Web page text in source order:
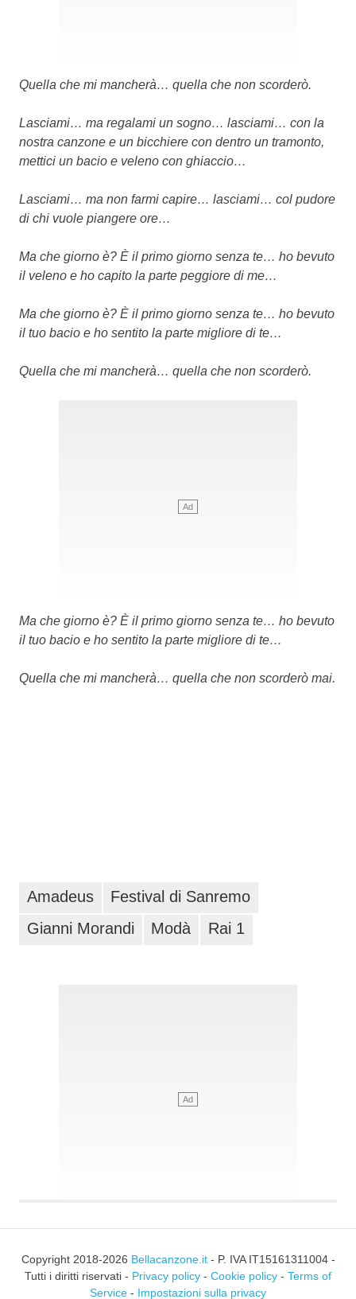
Quella che mi mancherà… quella che non scorderò.
Lasciami… ma regalami un sogno… lasciami… con la
nostra canzone e un bicchiere con dentro un tramonto,
mettici un bacio e veleno con ghiaccio…
Lasciami… ma non farmi capire… lasciami… col pudore
di chi vuole piangere ore…
Ma che giorno è? È il primo giorno senza te… ho bevuto
il veleno e ho capito la parte peggiore di me…
Ma che giorno è? È il primo giorno senza te… ho bevuto
il tuo bacio e ho sentito la parte migliore di te…
Quella che mi mancherà… quella che non scorderò.
Ma che giorno è? È il primo giorno senza te… ho bevuto
il tuo bacio e ho sentito la parte migliore di te…
Quella che mi mancherà… quella che non scorderò mai.
Amadeus
Festival di Sanremo
Gianni Morandi
Modà Rai 1
Copyright 2018-2026 Bellacanzone.it- P. IVA IT15161311004 -
Tutti i diritti riservati - Privacy policy - Cookie policy - Terms of
Service - Impostazioni sulla privacy